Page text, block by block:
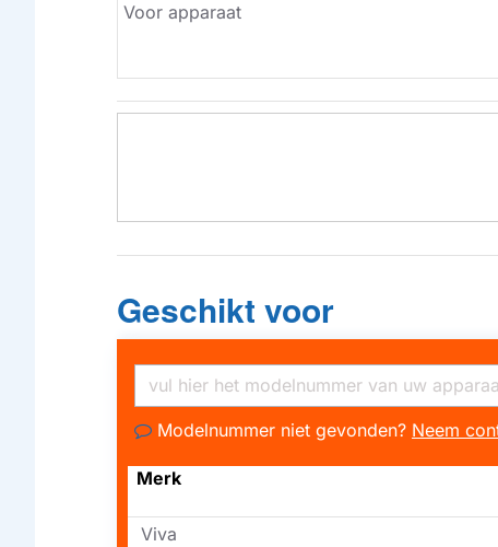
Voor apparaat
Geschikt voor
Modelnummer niet gevonden? Neem
Merk
Viva